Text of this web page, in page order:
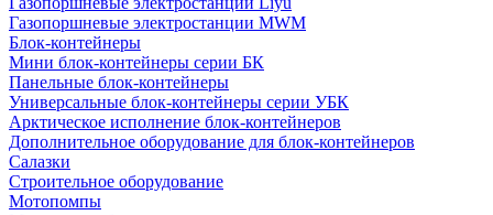
Газопоршневые электростанции MWM
Блок-контейнеры
Мини блок-контейнеры серии БК
Панельные блок-контейнеры
Универсальные блок-контейнеры серии УБК
Арктическое исполнение блок-контейнеров
Дополнительное оборудование для блок-контейнеров
Салазки
Строительное оборудование
Мотопомпы